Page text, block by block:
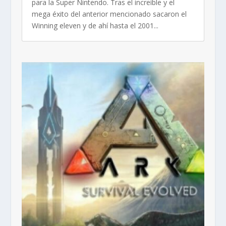
para la Super Nintendo. Tras el increíble y el
mega éxito del anterior mencionado sacaron el
Winning eleven y de ahí hasta el 2001...